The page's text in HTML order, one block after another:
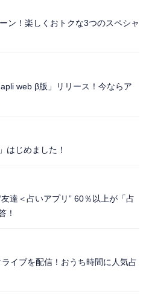
片思い 結婚
ン！楽しくおトクな3つのスペシャ
web β版」リリース！今ならア
はじめました！
達＜占いアプリ” 60％以上が「占
！
イブを配信！おうち時間に人気占